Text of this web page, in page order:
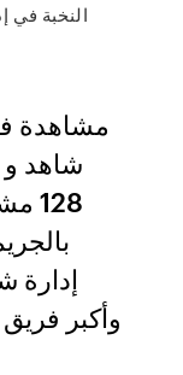
النخبة في
وأكبر